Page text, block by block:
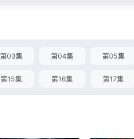
第03集 第04集 第05集
第15集 第16集 第17集